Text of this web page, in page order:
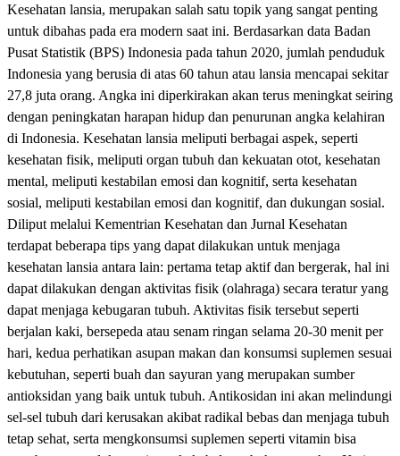
Kesehatan lansia, merupakan salah satu topik yang sangat penting
untuk dibahas pada era modern saat ini. Berdasarkan data Badan
Pusat Statistik (BPS) Indonesia pada tahun 2020, jumlah penduduk
Indonesia yang berusia di atas 60 tahun atau lansia mencapai sekitar
27,8 juta orang. Angka ini diperkirakan akan terus meningkat seiring
dengan peningkatan harapan hidup dan penurunan angka kelahiran
di Indonesia. Kesehatan lansia meliputi berbagai aspek, seperti
kesehatan fisik, meliputi organ tubuh dan kekuatan otot, kesehatan
mental, meliputi kestabilan emosi dan kognitif, serta kesehatan
sosial, meliputi kestabilan emosi dan kognitif, dan dukungan sosial.
Diliput melalui Kementrian Kesehatan dan Jurnal Kesehatan
terdapat beberapa tips yang dapat dilakukan untuk menjaga
kesehatan lansia antara lain: pertama tetap aktif dan bergerak, hal ini
dapat dilakukan dengan aktivitas fisik (olahraga) secara teratur yang
dapat menjaga kebugaran tubuh. Aktivitas fisik tersebut seperti
berjalan kaki, bersepeda atau senam ringan selama 20-30 menit per
hari, kedua perhatikan asupan makan dan konsumsi suplemen sesuai
kebutuhan, seperti buah dan sayuran yang merupakan sumber
antioksidan yang baik untuk tubuh. Antikosidan ini akan melindungi
sel-sel tubuh dari kerusakan akibat radikal bebas dan menjaga tubuh
tetap sehat, serta mengkonsumsi suplemen seperti vitamin bisa